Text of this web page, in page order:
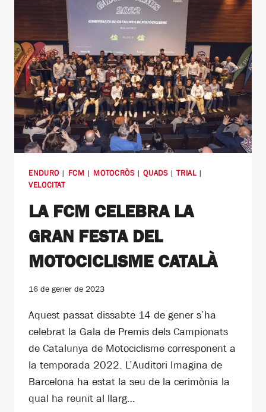
ENDURO| FCM | MOTOCRÒS|QUADS|TRIAL|
VELOCITAT
LA FCM CELEBRA LA
GRAN FESTA DEL
MOTOCICLISME CATALÀ
16 de gener de 2023
Aquest passat dissabte 14 de gener s’ha
celebrat la Gala de Premis dels Campionats
de Catalunya de Motociclisme corresponent a
la temporada 2022. L’Auditori Imagina de
Barcelona ha estat la seu de la cerimònia la
qual ha reunit al llarg…